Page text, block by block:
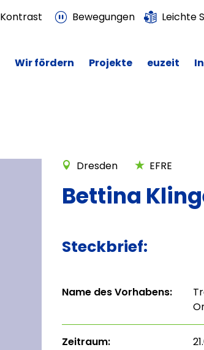
Kontrast Bewegungen Leichte
Wir fördern Projekte euzeit
Dresden EFRE
Bettina
Steckbrief:
Name des Vorhabens:
Zeitraum: